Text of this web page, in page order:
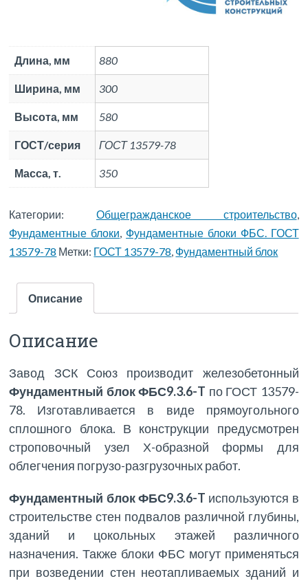
Длина, мм 880
Ширина, мм 300
Высота, мм 580
ГОСТ/серия ГОСТ 13579-78
Масса, т. 350
Категории: Общегражданское строительство,
Фундаментные блоки, Фундаментные блоки ФБС. ГОСТ
13579-78 Метки: ГОСТ 13579-78, Фундаментный блок
Описание
Описание
Завод ЗСК Союз производит железобетонный
Фундаментный блок ФБС9.3.6-T по ГОСТ 13579-
78. Изготавливается в виде прямоугольного
сплошного блока. В конструкции предусмотрен
строповочный узел Х-образной формы для
облегчения погрузо-разгрузочных работ.
Фундаментный блок ФБС9.3.6-T используются в
строительстве стен подвалов различной глубины,
зданий и цокольных этажей различного
назначения. Также блоки ФБС могут применяться
при возведении стен неотапливаемых зданий и